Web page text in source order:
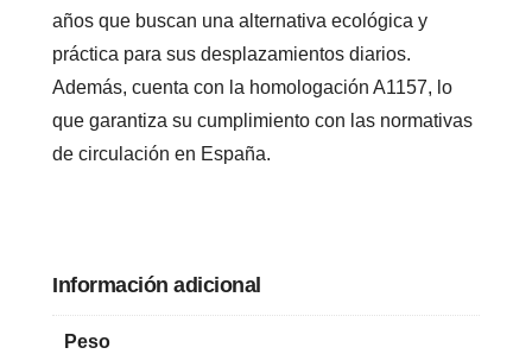
años que buscan una alternativa ecológica y
práctica para sus desplazamientos diarios.
Además, cuenta con la homologación A1157, lo
que garantiza su cumplimiento con las normativas
de circulación en España.
Información adicional
Peso